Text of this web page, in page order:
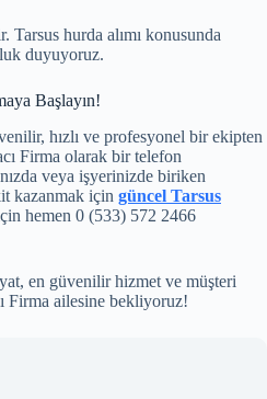
hurda alımı konusunda
duyuyoruz.
Başlayın!
hızlı ve profesyonel bir ekipten
Firma olarak bir telefon
veya işyerinizde biriken
kazanmak için güncel Tarsus
hemen 0 (533) 572 2466
en güvenilir hizmet ve müşteri
Firma ailesine bekliyoruz!